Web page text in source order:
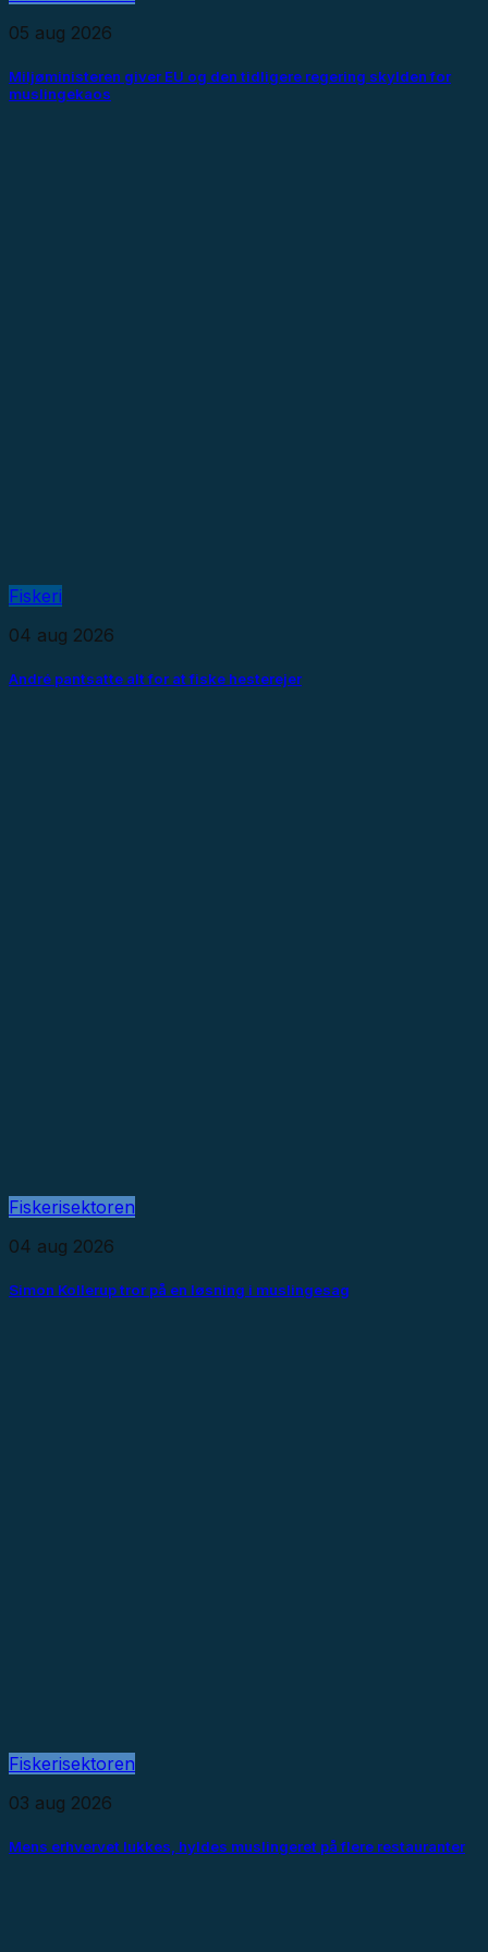
05 aug 2026
Miljøministeren giver EU og den tidligere regering skylden for
muslingekaos
Fiskeri
04 aug 2026
André pantsatte alt for at fiske hesterejer
Fiskerisektoren
04 aug 2026
Simon Kollerup tror på en løsning i muslingesag
Fiskerisektoren
03 aug 2026
Mens erhvervet lukkes, hyldes muslingeret på flere restauranter